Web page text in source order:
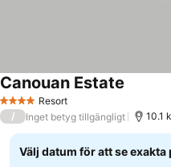
4 StjärnorResort
Canouan Estate
/ Inget betyg tillgängligt 10.1
Välj datum för att se exakta